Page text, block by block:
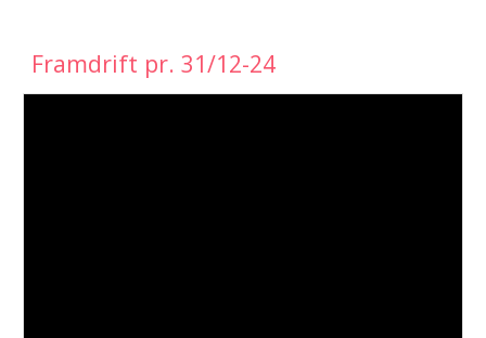
Framdrift pr. 31/12-24